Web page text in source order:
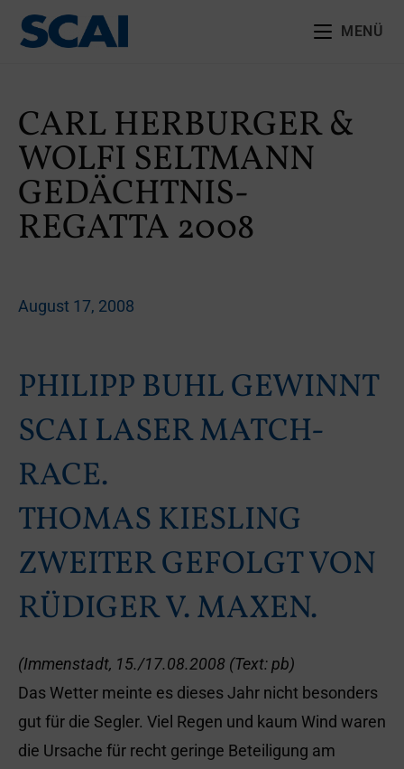
MENÜ
CARL HERBURGER &
WOLFI SELTMANN
GEDÄCHTNIS-
REGATTA 2008
August 17, 2008
PHILIPP BUHL GEWINNT
SCAI LASER MATCH-
RACE.
THOMAS KIESLING
ZWEITER GEFOLGT VON
RÜDIGER V. MAXEN.
(Immenstadt, 15./17.08.2008 (Text: pb)
Das Wetter meinte es dieses Jahr nicht besonders
gut für die Segler. Viel Regen und kaum Wind waren
die Ursache für recht geringe Beteiligung am